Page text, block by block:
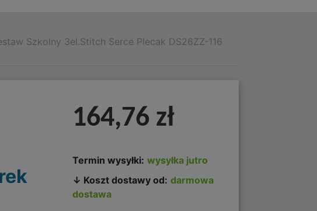
Szkolny 3el.Stitch Serce Plecak DS26ZZ-116
164,76 zł
Termin wysyłki: wysyłka jutro
↓ Koszt dostawy od: darmowa
dostawa